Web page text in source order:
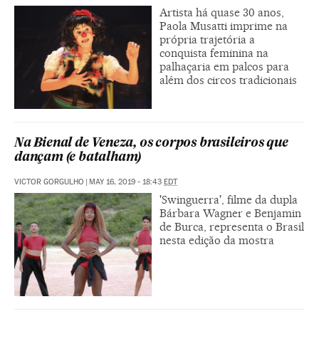
Artista há quase 30 anos,
Paola Musatti imprime na
própria trajetória a
conquista feminina na
palhaçaria em palcos para
além dos circos tradicionais
Na Bienal de Veneza, os corpos brasileiros que
dançam (e batalham)
VICTOR GORGULHO | MAY 16, 2019 - 18:43 EDT
'Swinguerra', filme da dupla
Bárbara Wagner e Benjamin
de Burca, representa o Brasil
nesta edição da mostra